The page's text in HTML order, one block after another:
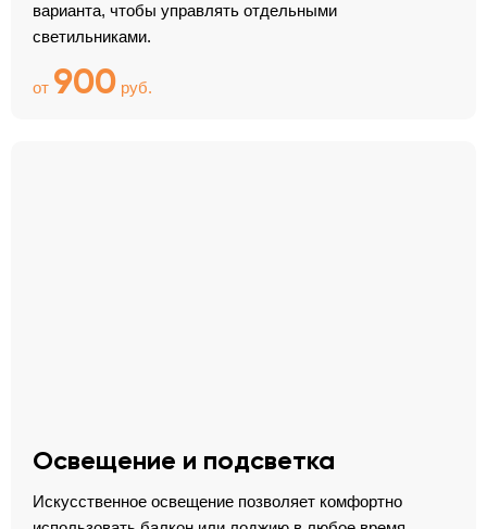
варианта, чтобы управлять отдельными
светильниками.
от 900 руб.
Освещение и подсветка
Искусственное освещение позволяет комфортно